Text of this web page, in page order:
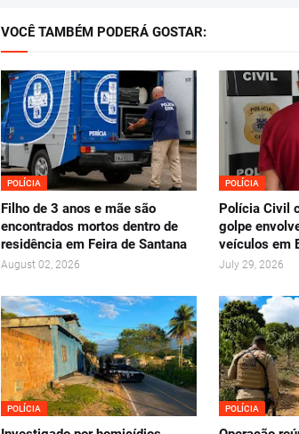
VOCÊ TAMBÉM PODERÁ GOSTAR:
POLÍCIA
Filho de 3 anos e mãe são
encontrados mortos dentro de
residência em Feira de Santana
August 02, 2026
POLÍCIA
Polícia Civil
golpe
veículos em
July 29, 2026
POLÍCIA POLÍCIA